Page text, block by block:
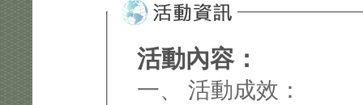
活動內容：
一、 活動成效：